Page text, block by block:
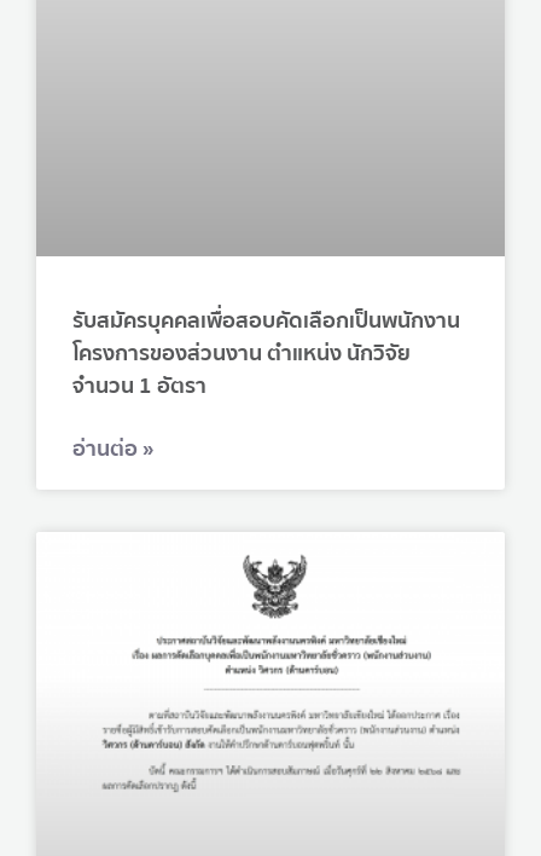
รับสมัครบุคคลเพื่อสอบคัดเลือกเป็นพนักงาน
โครงการของส่วนงาน ตำแหน่ง นักวิจัย
จำนวน 1 อัตรา
อ่านต่อ »